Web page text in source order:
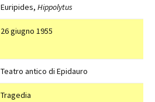
Euripides, Hippolytus
26 giugno 1955
Teatro antico di Epidauro
Tragedia